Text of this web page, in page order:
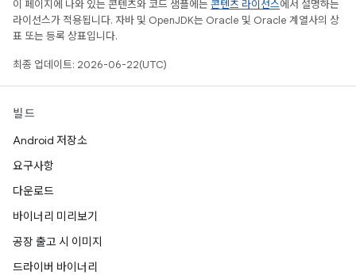
이 페이지에 나와 있는 콘텐츠와 코드 샘플에는 콘텐츠 라이선스에서 설명하는
라이선스가 적용됩니다. 자바 및 OpenJDK는 Oracle 및 Oracle 계열사의 상
표 또는 등록 상표입니다.
최종 업데이트: 2026-06-22(UTC)
빌드
Android 저장소
요구사항
다운로드
바이너리 미리보기
공장 출고 시 이미지
드라이버 바이너리